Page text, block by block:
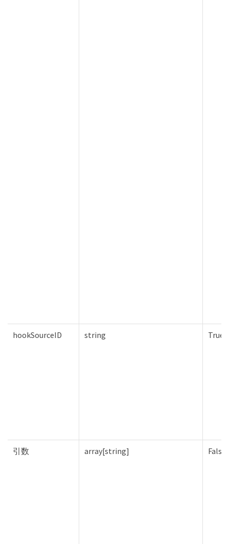
hookSourceID string True
引数 array[string] False